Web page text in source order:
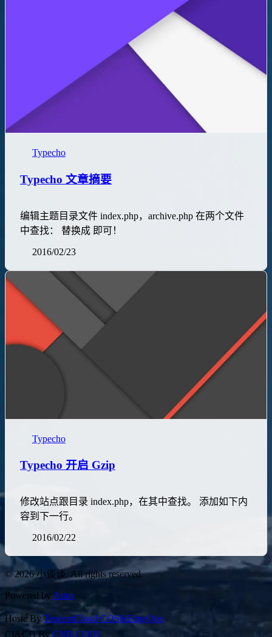
Typecho
Typecho 文章摘要
编辑主题目录文件 index.php，archive.php 在两个文件
中查找： 替换成 即可！
2016/02/23
Typecho
Typecho 开启 Gzip
修改站点跟目录 index.php，在其中查找。 添加如下内
容到下一行。
2016/02/22
© 2026 小谈谈. All rights reserved.
Powered by Astro
Hoste ByTencentCloud COS&EdgeOne
CI&CD ByCNB.COOL